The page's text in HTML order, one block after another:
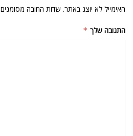
האימייל לא יוצג באתר. שדות החובה מסומנים
התגובה שלך *